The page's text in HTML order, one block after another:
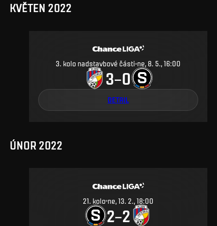
KVĚTEN 2022
3. kolo nadstavbové části ne, 8. 5., 16:00
3–0
DETAIL
ÚNOR 2022
21. kolo ne, 13. 2., 18:00
2–2